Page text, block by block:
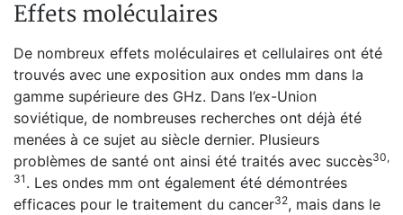
Effets moléculaires
De nombreux effets moléculaires et cellulaires ont été
trouvés avec une exposition aux ondes mm dans la
gamme supérieure des GHz. Dans l’ex-Union
soviétique, de nombreuses recherches ont déjà été
menées à ce sujet au siècle dernier. Plusieurs
problèmes de santé ont ainsi été traités avec succès30,
31 . Les ondes mm ont également été démontrées
efficaces pour le traitement du cancer32, mais dans le